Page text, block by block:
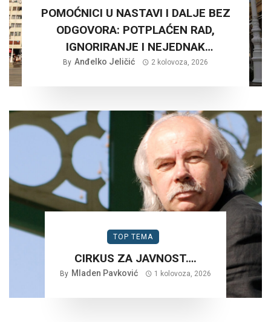
POMOĆNICI U NASTAVI I DALJE BEZ
ODGOVORA: POTPLAĆEN RAD,
IGNORIRANJE I NEJEDNAK
TRETMAN…
By Anđelko Jeličić 2 kolovoza, 2026
TOP TEMA
CIRKUS ZA JAVNOST….
By Mladen Pavković 1 kolovoza, 2026